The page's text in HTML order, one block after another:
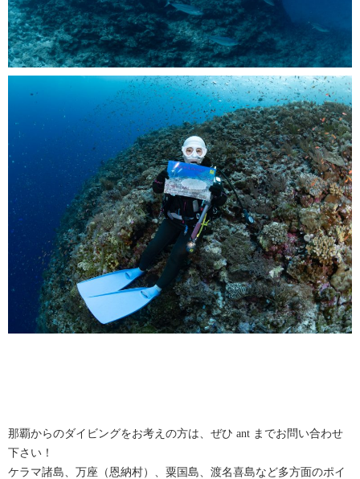
那覇からのダイビングをお考えの方は、ぜひ ant までお問い合わせ
下さい！
ケラマ諸島、万座（恩納村）、粟国島、渡名喜島など多方面のポイ